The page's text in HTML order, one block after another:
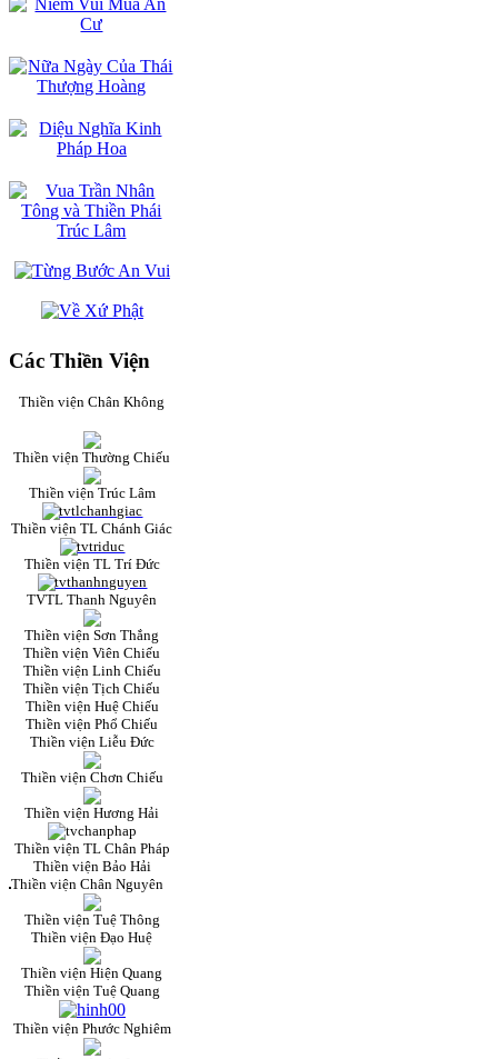
Các Thiền Viện
Thiền viện Chân Không
Thiền viện Thường Chiếu
Thiền viện Trúc Lâm
Thiền viện TL Chánh Giác
Thiền viện TL Trí Đức
TVTL Thanh Nguyên
Thiền viện Sơn Thắng
Thiền viện Viên Chiếu
Thiền viện Linh Chiếu
Thiền viện Tịch Chiếu
Thiền viện Huệ Chiếu
Thiền viện Phổ Chiếu
Thiền viện Liễu Đức
Thiền viện Chơn Chiếu
Thiền viện Hương Hải
Thiền viện TL Chân Pháp
Thiền viện Bảo Hải
Thiền viện Chân Nguyên
Thiền viện Tuệ Thông
Thiền viện Đạo Huệ
Thiền viện Hiện Quang
Thiền viện Tuệ Quang
Thiền viện Phước Nghiêm